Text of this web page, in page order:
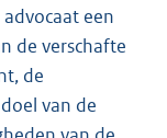
een
de verschafte
de
van de